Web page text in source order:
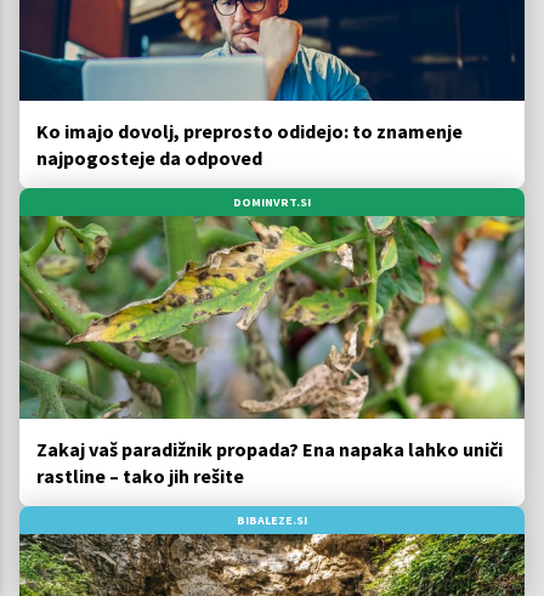
Ko imajo dovolj, preprosto odidejo: to znamenje
najpogosteje da odpoved
DOMINVRT.SI
Zakaj vaš paradižnik propada? Ena napaka lahko uniči
rastline – tako jih rešite
BIBALEZE.SI